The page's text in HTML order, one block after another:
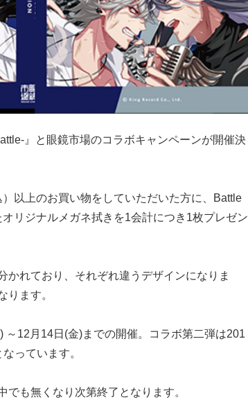
』と眼鏡市場のコラボキャンペーンが開催決
以上のお買い物をしていただいた方に、Battle
リジナルメガネ拭きを1会計につき1枚プレゼン
かれており、それぞれ違うデザインになりま
ります。
～12月14日(金)までの開催。コラボ第二弾は201
っています。
でも無くなり次第終了となります。